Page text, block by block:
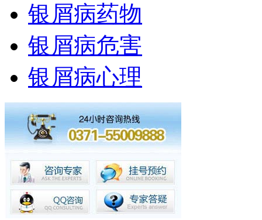
银屑病药物
银屑病危害
银屑病心理